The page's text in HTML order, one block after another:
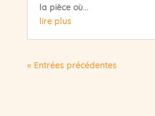
la pièce où...
lire plus
« Entrées précédentes